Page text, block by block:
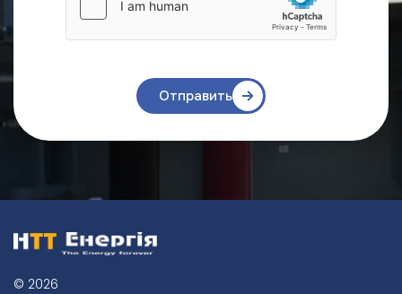
Отправить
© 2026